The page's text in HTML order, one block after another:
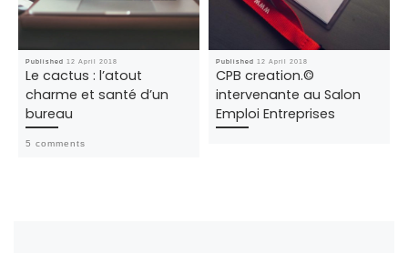
Published 12 April 2018
Le cactus : l’atout
charme et santé d’un
bureau
5 comments
Published 12 April 2018
CPB creation.©
intervenante au Salon
Emploi Entreprises